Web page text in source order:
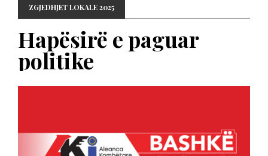
ZGJEDHJET LOKALE 2025
Hapësirë e paguar
politike